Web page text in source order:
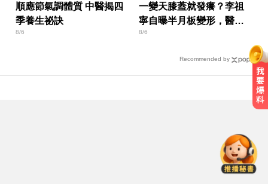
順應節氣調體質 中醫揭四
季養生祕訣
8/6
一變天膝蓋就發癢？李祖
寧自曝半月板變形，醫揭
保骨與增肌兩大救星！
8/6
Recommended by